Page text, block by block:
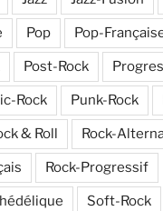
Pop Pop-
Post-Rock
Rock Punk-Rock
& Roll Rock-
Rock-Progressif
Soft-Rock